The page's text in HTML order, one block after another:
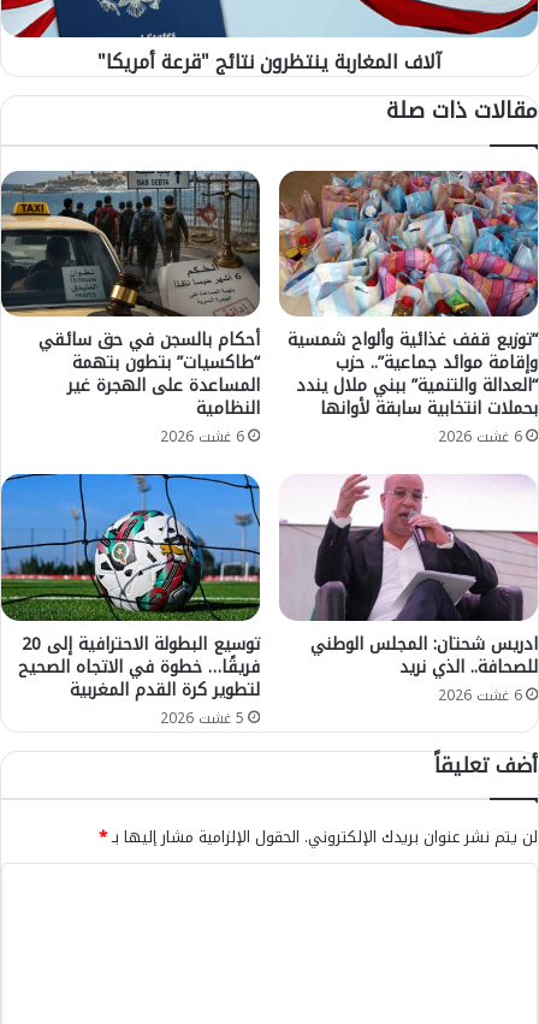
ي
و
ن
ئ
ر
ئ
ي
س
ب
ل
د
ي
ة
ت
ط
و
ن
ن
س
ا
ل
ي
م
ل
ا
ي
ب
ه
م
غ
ا
ر
ة
ي
ت
ظ
ر
و
ن
ن
ت
ا
ئ
ج
"
ر
ة
أ
م
ر
ي
ك
ا
"
آلاف المغاربة ينتظرون نتائج "قرعة أمريكا"
مقالات ذات صلة
“توزيع قفف غذائية وألواح شمسية
وإقامة موائد جماعية”.. حزب
“العدالة والتنمية” ببني ملال يندد
بحملات انتخابية سابقة لأوانها
6 غشت 2026
أحكام بالسجن في حق سائقي
“طاكسيات” بتطون بتهمة
المساعدة على الهجرة غير
النظامية
6 غشت 2026
ادريس شحتان: المجلس الوطني
للصحافة.. الذي نريد
6 غشت 2026
توسيع البطولة الاحترافية إلى 20
فريقًا… خطوة في الاتجاه الصحيح
لتطوير كرة القدم المغربية
5 غشت 2026
أضف تعليقاً
لن يتم نشر عنوان بريدك الإلكتروني. الحقول الإلزامية مشار إليها بـ*